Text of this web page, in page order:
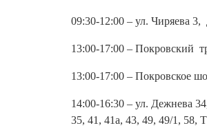
09:30-12:00 – ул. Чиряева
13:00-17:00 – Покровский
13:00-17:00 – Покровское
14:00-16:30 – ул. Дежнева
35, 41, 41а, 43, 49, 49/1, 58,